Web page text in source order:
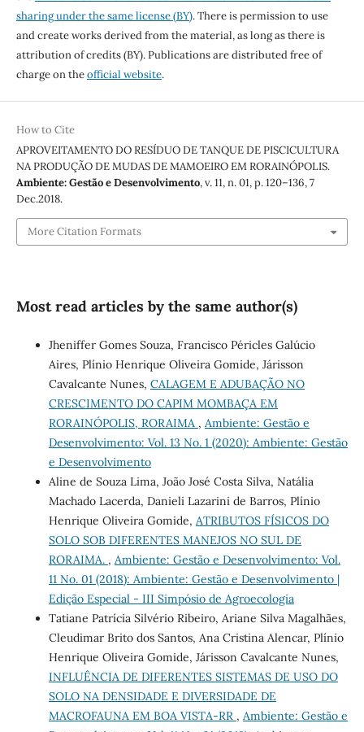
sharing under the same license (BY). There is permission to use
and create works derived from the material, as long as there is
attribution of credits (BY). Publications are distributed free of
charge on theofficial website.
How to Cite
APROVEITAMENTO DO RESÍDUO DE TANQUE DE PISCICULTURA
NA PRODUÇÃO DE MUDAS DE MAMOEIRO EM RORAINÓPOLIS.
Ambiente: Gestão e Desenvolvimento, v. 11, n. 01, p. 120–136, 7
Dec.2018.
More Citation Formats
Most read articles by the same author(s)
Jheniffer Gomes Souza, Francisco Péricles Galúcio
Aires, Plínio Henrique Oliveira Gomide, Járisson
Cavalcante Nunes, CALAGEM E ADUBAÇÃO NO
CRESCIMENTO DO CAPIM MOMBAÇA EM
RORAINÓPOLIS, RORAIMA , Ambiente: Gestão e
Desenvolvimento: Vol. 13 No. 1 (2020): Ambiente: Gestão
e Desenvolvimento
Aline de Souza Lima, João José Costa Silva, Natália
Machado Lacerda, Danieli Lazarini de Barros, Plínio
Henrique Oliveira Gomide, ATRIBUTOS FÍSICOS DO
SOLO SOB DIFERENTES MANEJOS NO SUL DE
RORAIMA. , Ambiente: Gestão e Desenvolvimento: Vol.
11 No. 01 (2018): Ambiente: Gestão e Desenvolvimento |
Edição Especial - III Simpósio de Agroecologia
Tatiane Patrícia Silvério Ribeiro, Ariane Silva Magalhães,
Cleudimar Brito dos Santos, Ana Cristina Alencar, Plínio
Henrique Oliveira Gomide, Járisson Cavalcante Nunes,
INFLUÊNCIA DE DIFERENTES SISTEMAS DE USO DO
SOLO NA DENSIDADE E DIVERSIDADE DE
MACROFAUNA EM BOA VISTA-RR , Ambiente: Gestão e